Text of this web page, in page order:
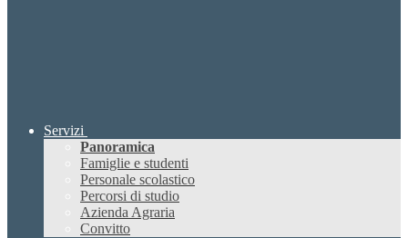
Servizi
Panoramica
Famiglie e studenti
Personale scolastico
Percorsi di studio
Azienda Agraria
Convitto